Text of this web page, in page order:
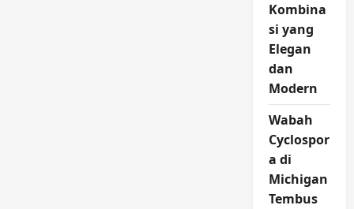
Kombina
si yang
Elegan
dan
Modern
Wabah
Cyclospor
a di
Michigan
Tembus